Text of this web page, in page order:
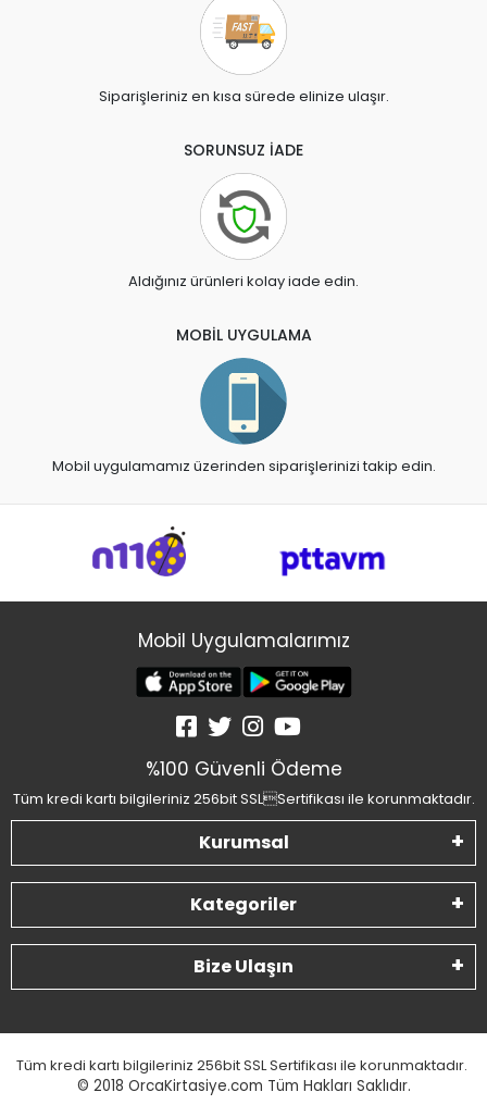
Siparişleriniz en kısa sürede elinize ulaşır.
SORUNSUZ İADE
Aldığınız ürünleri kolay iade edin.
MOBİL UYGULAMA
Mobil uygulamamız üzerinden siparişlerinizi takip edin.
Mobil Uygulamalarımız
%100 Güvenli Ödeme
Tüm kredi kartı bilgileriniz 256bit SSLSertifikası ile korunmaktadır.
Kurumsal
Kategoriler
Bize Ulaşın
Tüm kredi kartı bilgileriniz 256bit SSL Sertifikası ile korunmaktadır.
© 2018 OrcaKirtasiye.com Tüm Hakları Saklıdır.